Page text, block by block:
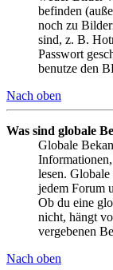
befinden
noch zu
sind, z. B.
Passwort
benutze den
Nach oben
Was sind globale
Globale
lesen.
jedem Forum
Ob du eine
nicht, hängt
vergebenen
Nach oben